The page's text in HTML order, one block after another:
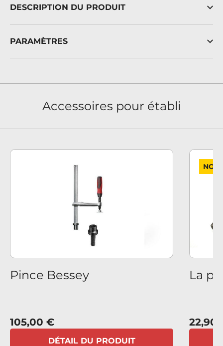
DESCRIPTION DU PRODUIT
PARAMÈTRES
Accessoires pour établi
Pince Bessey
105,00 €
DÉTAIL DU PRODUIT
La
22,90